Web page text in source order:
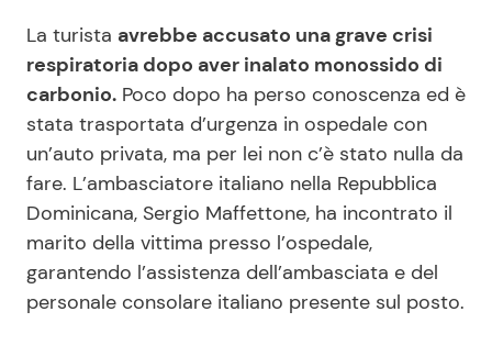
La turista avrebbe accusato una grave crisi
respiratoria dopo aver inalato monossido di
carbonio. Poco dopo ha perso conoscenza ed è
stata trasportata d’urgenza in ospedale con
un’auto privata, ma per lei non c’è stato nulla da
fare. L’ambasciatore italiano nella Repubblica
Dominicana, Sergio Maffettone, ha incontrato il
marito della vittima presso l’ospedale,
garantendo l’assistenza dell’ambasciata e del
personale consolare italiano presente sul posto.